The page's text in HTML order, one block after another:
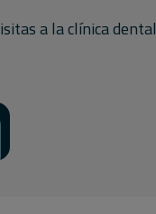
a la clínica dental